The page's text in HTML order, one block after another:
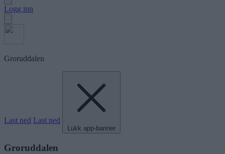
Logg inn
Groruddalen
Last ned Last ned
Lukk app-banner
Groruddalen